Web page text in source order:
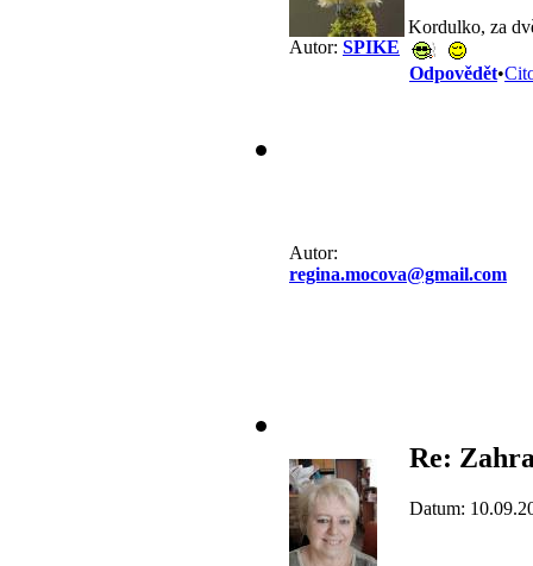
Autor: SPIKE
Kordulko, za
Odpovědět•
Autor:
regina.mocova@gmail.com
Re:
Datum: